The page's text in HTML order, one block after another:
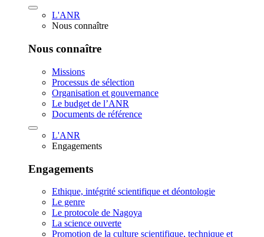
L'ANR
Nous connaître
Nous connaître
Missions
Processus de sélection
Organisation et gouvernance
Le budget de l’ANR
Documents de référence
L'ANR
Engagements
Engagements
Ethique, intégrité scientifique et déontologie
Le genre
Le protocole de Nagoya
La science ouverte
Promotion de la culture scientifique, technique et